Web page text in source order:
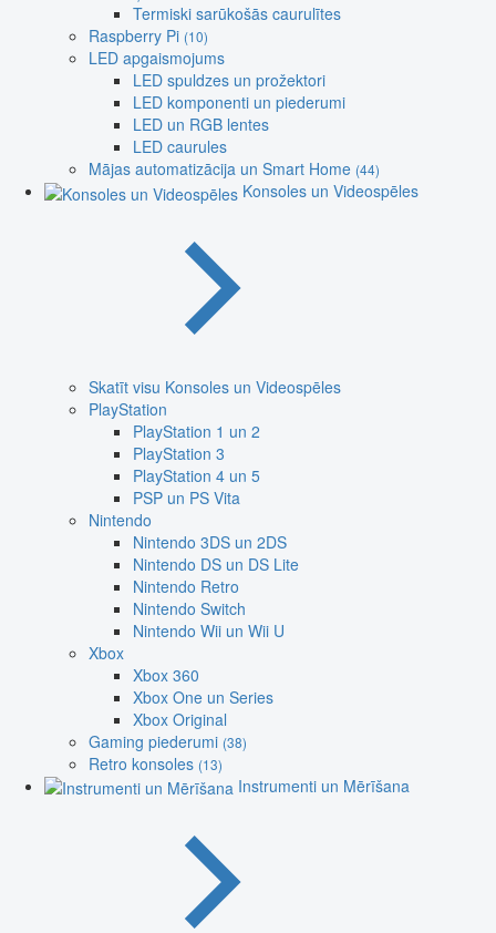
Termiski sarūkošās caurulītes
Raspberry Pi (10)
LED apgaismojums
LED spuldzes un prožektori
LED komponenti un piederumi
LED un RGB lentes
LED caurules
Mājas automatizācija un Smart Home (44)
Konsoles un Videospēles
Skatīt visu Konsoles un Videospēles
PlayStation
PlayStation 1 un 2
PlayStation 3
PlayStation 4 un 5
PSP un PS Vita
Nintendo
Nintendo 3DS un 2DS
Nintendo DS un DS Lite
Nintendo Retro
Nintendo Switch
Nintendo Wii un Wii U
Xbox
Xbox 360
Xbox One un Series
Xbox Original
Gaming piederumi (38)
Retro konsoles (13)
Instrumenti un Mērīšana